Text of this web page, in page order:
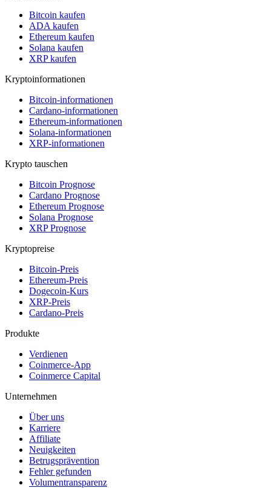
Bitcoin kaufen
ADA kaufen
Ethereum kaufen
Solana kaufen
XRP kaufen
Kryptoinformationen
Bitcoin-informationen
Cardano-informationen
Ethereum-informationen
Solana-informationen
XRP-informationen
Krypto tauschen
Bitcoin Prognose
Cardano Prognose
Ethereum Prognose
Solana Prognose
XRP Prognose
Kryptopreise
Bitcoin-Preis
Ethereum-Preis
Dogecoin-Kurs
XRP-Preis
Cardano-Preis
Produkte
Verdienen
Coinmerce-App
Coinmerce Capital
Unternehmen
Über uns
Karriere
Affiliate
Neuigkeiten
Betrugsprävention
Fehler gefunden
Volumentransparenz